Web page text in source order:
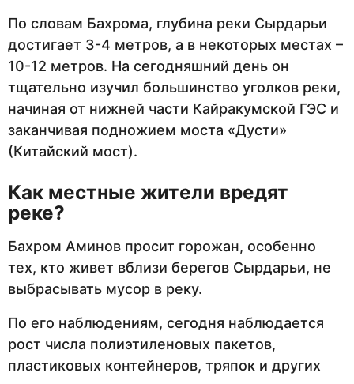
По словам Бахрома, глубина реки Сырдарьи
достигает 3-4 метров, а в некоторых местах –
10-12 метров. На сегодняшний день он
тщательно изучил большинство уголков реки,
начиная от нижней части Кайракумской ГЭС и
заканчивая подножием моста «Дусти»
(Китайский мост).
Как местные жители вредят
реке?
Бахром Аминов просит горожан, особенно
тех, кто живет вблизи берегов Сырдарьи, не
выбрасывать мусор в реку.
По его наблюдениям, сегодня наблюдается
рост числа полиэтиленовых пакетов,
пластиковых контейнеров, тряпок и других